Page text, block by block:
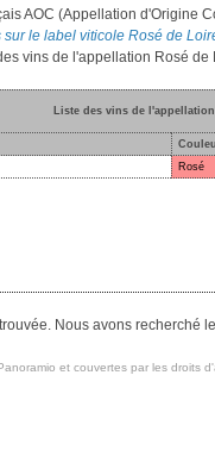
AOC (Appellation d'Origine
sur le label viticole Rosé de
vins de l'appellation Rosé
Liste des vins de
Rosé
Nous avons recherché
et couvertes par les droits